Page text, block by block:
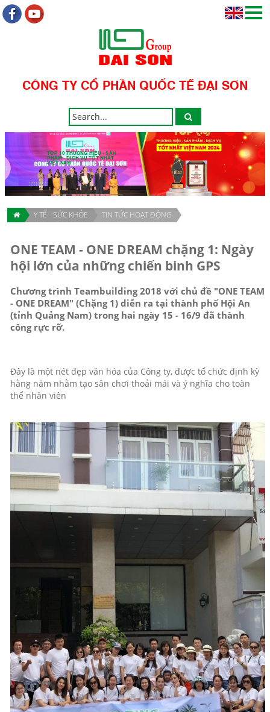
CÔNG TY CỔ PHẦN QUỐC TẾ ĐẠI SƠN
TOP 10 THƯƠNG HIỆU - SẢN
PHẨM - DỊCH VỤ TỐT NHẤT
VIỆT NAM
Y TẾ - SỨC KHỎE TIN TỨC HOẠT ĐỘNG
ONE TEAM - ONE DREAM chặng 1: Ngày
hội lớn của những chiến binh GPS
Chương trình Teambuilding 2018 với chủ đề "ONE TEAM
- ONE DREAM" (Chặng 1) diễn ra tại thành phố Hội An
(tỉnh Quảng Nam) trong hai ngày 15 - 16/9 đã thành
công rực rỡ.
Đây là một nét đẹp văn hóa của Công ty, được tổ chức định kỳ
hằng năm nhằm tạo sân chơi thoải mái và ý nghĩa cho toàn
thể nhân viên